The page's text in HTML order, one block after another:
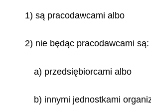
1) są pracodawcami albo
2) nie będąc pracodawcami są:
a) przedsiębiorcami albo
b) innymi jednostkami